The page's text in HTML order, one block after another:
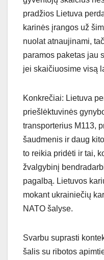
pradžios Lietuva
karinės įrangos už
nuolat atnaujinami,
paramos paketas jau
jei skaičiuosime visą
Konkrečiai: Lietuva
priešlėktuvinės
transporterius M113,
šaudmenis ir daug
to reikia pridėti ir tai,
žvalgybinį
pagalbą. Lietuvos
mokant ukrainiečių
NATO šalyse.
Svarbu suprasti
šalis su ribotos